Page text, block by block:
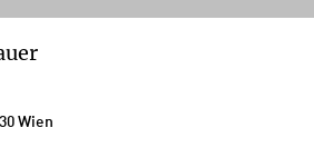
Wien